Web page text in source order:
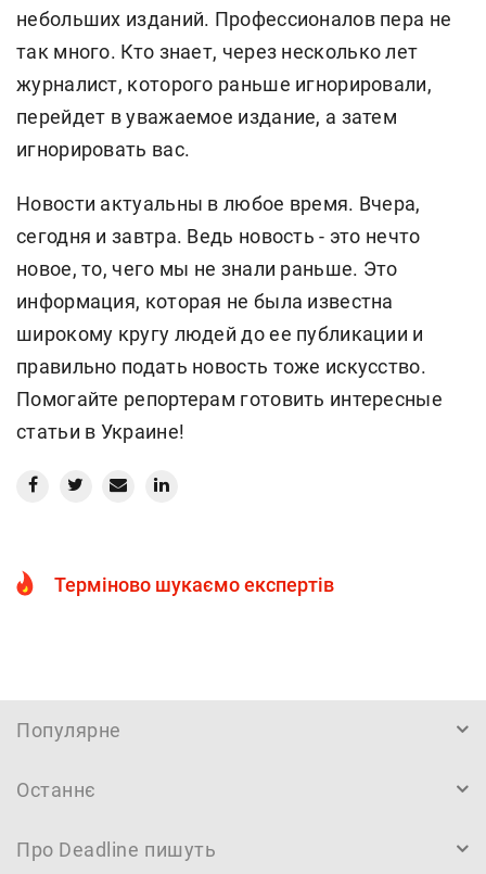
небольших изданий. Профессионалов пера не
так много. Кто знает, через несколько лет
журналист, которого раньше игнорировали,
перейдет в уважаемое издание, а затем
игнорировать вас.
Новости актуальны в любое время. Вчера,
сегодня и завтра. Ведь новость - это нечто
новое, то, чего мы не знали раньше. Это
информация, которая не была известна
широкому кругу людей до ее публикации и
правильно подать новость тоже искусство.
Помогайте репортерам готовить интересные
статьи в Украине!
Терміново шукаємо експертів
Популярне
Останнє
Про Deadline пишуть